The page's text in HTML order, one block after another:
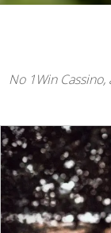
No 1Win Cassino,